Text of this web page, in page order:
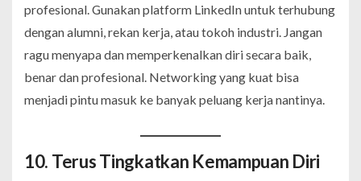
profesional. Gunakan platform LinkedIn untuk terhubung
dengan alumni, rekan kerja, atau tokoh industri. Jangan
ragu menyapa dan memperkenalkan diri secara baik,
benar dan profesional. Networking yang kuat bisa
menjadi pintu masuk ke banyak peluang kerja nantinya.
10. Terus Tingkatkan Kemampuan Diri